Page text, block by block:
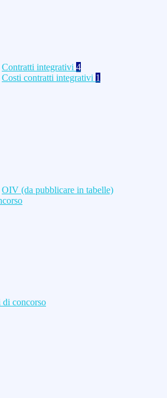
Contratti integrativi 4
Costi contratti integrativi 1
OIV (da pubblicare in tabelle)
di concorso